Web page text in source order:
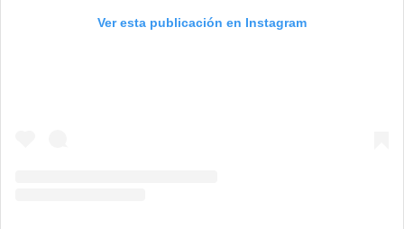
Ver esta publicación en Instagram